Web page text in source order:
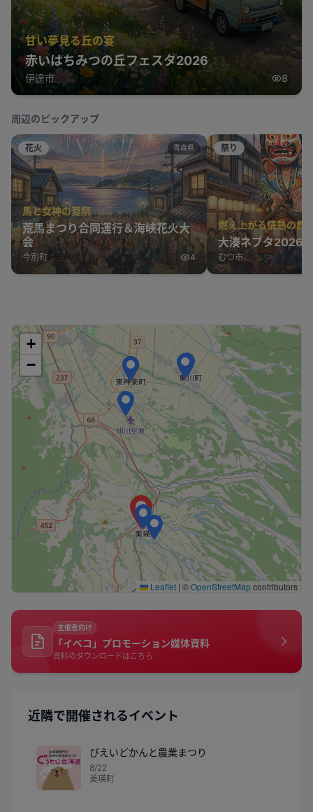
甘い夢見る丘の宴
赤いはちみつの丘フェスタ2026
伊達市 8
周辺のピックアップ
花火 青森県
馬と女神の夏祭
荒馬まつり合同運行＆海峡花火大
会
今別町 4
祭り
燃え上がる情熱の舞
大湊ネブタ2026
むつ市
+
−
Leaflet | ©OpenStreetMapcontributors
主催者向け
「イベコ」プロモーション媒体資料
資料のダウンロードはこちら
近隣で開催されるイベント
びえいどかんと農業まつり
8/22
美瑛町